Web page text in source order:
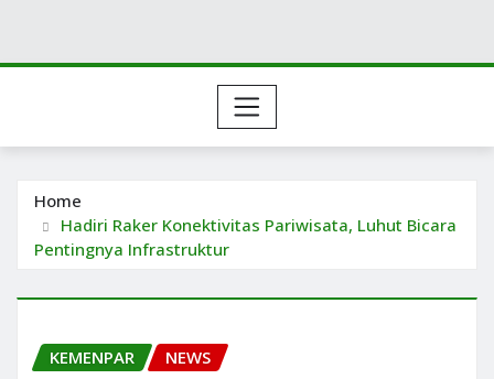
Home
Hadiri Raker Konektivitas Pariwisata, Luhut Bicara
Pentingnya Infrastruktur
KEMENPAR NEWS